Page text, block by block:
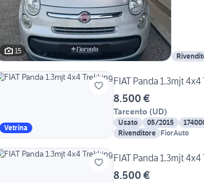
15
Vetrina
FIAT Panda 1.3mjt
8.500 €
Tarcento (UD)
Usato 05/2015
Rivenditore FiorAuto
FIAT Panda 1.3mjt
8.500 €